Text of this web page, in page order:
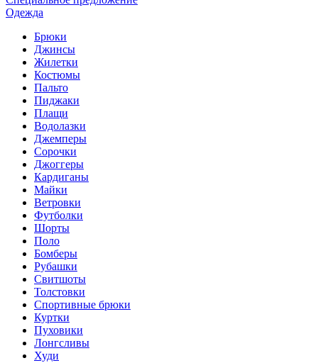
Одежда
Брюки
Джинсы
Жилетки
Костюмы
Пальто
Пиджаки
Плащи
Водолазки
Джемперы
Сорочки
Джоггеры
Кардиганы
Майки
Ветровки
Футболки
Шорты
Поло
Бомберы
Рубашки
Свитшоты
Толстовки
Спортивные брюки
Куртки
Пуховики
Лонгсливы
Худи